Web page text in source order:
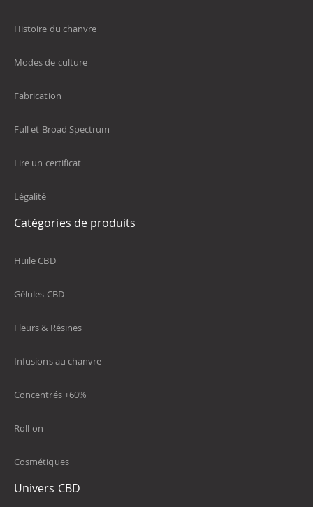
Histoire du chanvre
Modes de culture
Fabrication
Full et Broad Spectrum
Lire un certificat
Légalité
Catégories de produits
Huile CBD
Gélules CBD
Fleurs & Résines
Infusions au chanvre
Concentrés +60%
Roll-on
Cosmétiques
Univers CBD